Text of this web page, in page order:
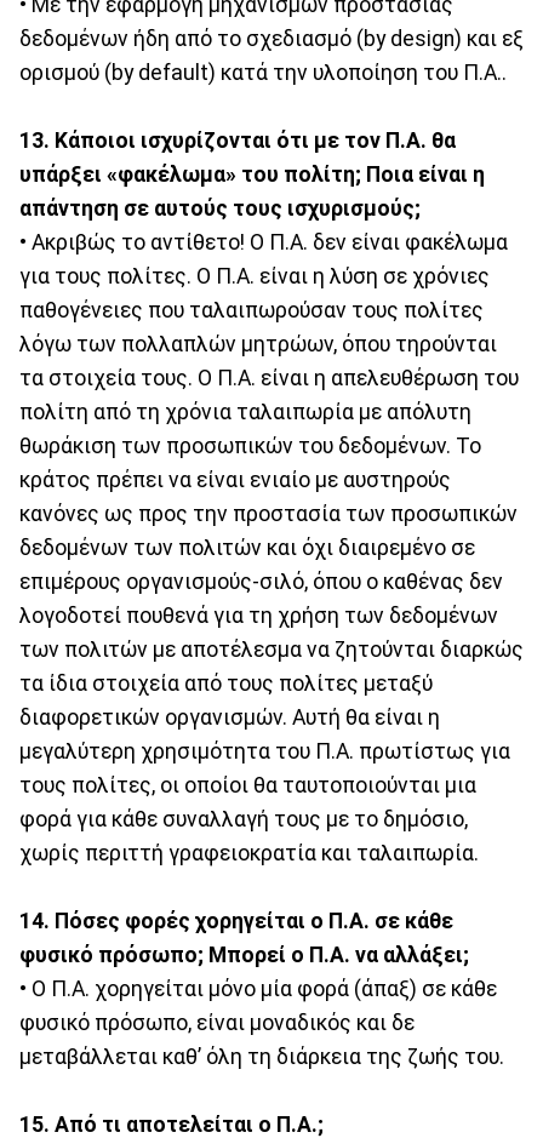
δεδομένων ήδη από το σχεδιασμό (by design) και εξ
ορισμού (by default) κατά την υλοποίηση του Π.Α..
13. Κάποιοι ισχυρίζονται ότι με τον Π.Α. θα
υπάρξει «φακέλωμα» του πολίτη; Ποια είναι η
απάντηση σε αυτούς τους ισχυρισμούς;
• Ακριβώς το αντίθετο! Ο Π.Α. δεν είναι φακέλωμα
για τους πολίτες. Ο Π.Α. είναι η λύση σε χρόνιες
παθογένειες που ταλαιπωρούσαν τους πολίτες
λόγω των πολλαπλών μητρώων, όπου τηρούνται
τα στοιχεία τους. Ο Π.Α. είναι η απελευθέρωση του
πολίτη από τη χρόνια ταλαιπωρία με απόλυτη
θωράκιση των προσωπικών του δεδομένων. Το
κράτος πρέπει να είναι ενιαίο με αυστηρούς
κανόνες ως προς την προστασία των προσωπικών
δεδομένων των πολιτών και όχι διαιρεμένο σε
επιμέρους οργανισμούς-σιλό, όπου ο καθένας δεν
λογοδοτεί πουθενά για τη χρήση των δεδομένων
των πολιτών με αποτέλεσμα να ζητούνται διαρκώς
τα ίδια στοιχεία από τους πολίτες μεταξύ
διαφορετικών οργανισμών. Αυτή θα είναι η
μεγαλύτερη χρησιμότητα του Π.Α. πρωτίστως για
τους πολίτες, οι οποίοι θα ταυτοποιούνται μια
φορά για κάθε συναλλαγή τους με το δημόσιο,
χωρίς περιττή γραφειοκρατία και ταλαιπωρία.
14. Πόσες φορές χορηγείται ο Π.Α. σε κάθε
φυσικό πρόσωπο; Μπορεί ο Π.Α. να αλλάξει;
• Ο Π.Α. χορηγείται μόνο μία φορά (άπαξ) σε κάθε
φυσικό πρόσωπο, είναι μοναδικός και δε
μεταβάλλεται καθ’ όλη τη διάρκεια της ζωής του.
15. Από τι αποτελείται ο Π.Α.;